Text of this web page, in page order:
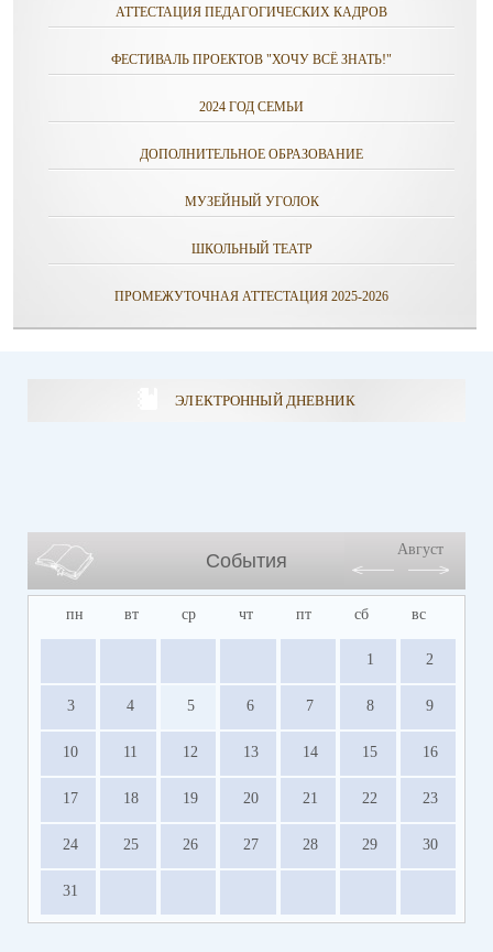
АТТЕСТАЦИЯ ПЕДАГОГИЧЕСКИХ КАДРОВ
ФЕСТИВАЛЬ ПРОЕКТОВ "ХОЧУ ВСЁ ЗНАТЬ!"
2024 ГОД СЕМЬИ
ДОПОЛНИТЕЛЬНОЕ ОБРАЗОВАНИЕ
МУЗЕЙНЫЙ УГОЛОК
ШКОЛЬНЫЙ ТЕАТР
ПРОМЕЖУТОЧНАЯ АТТЕСТАЦИЯ 2025-2026
ЭЛЕКТРОННЫЙ ДНЕВНИК
События
Август
пн вт ср чт пт сб вс
1 2
3 4 5 6 7 8 9
10 11 12 13 14 15 16
17 18 19 20 21 22 23
24 25 26 27 28 29 30
31